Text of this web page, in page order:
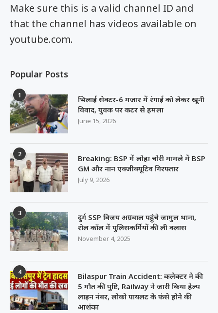
Make sure this is a valid channel ID and
that the channel has videos available on
youtube.com.
Popular Posts
1
भिलाई सेक्टर-6 मजार में रंगाई को लेकर खूनी
विवाद, युवक पर कटर से हमला
June 15, 2026
2
Breaking: BSP में लोहा चोरी मामले में BSP
GM और नान एक्जीक्यूटिव गिरफ्तार
July 9, 2026
3
दुर्ग SSP विजय अग्रवाल पहुंचे जामुल थाना,
रोल कॉल में पुलिसकर्मियों की ली क्लास
November 4, 2025
4
Bilaspur Train Accident: कलेक्टर ने की
5 मौत की पुष्टि, Railway ने जारी किया हेल्प
लाइन नंबर, लोको पायलट के फंसे होने की
आशंका